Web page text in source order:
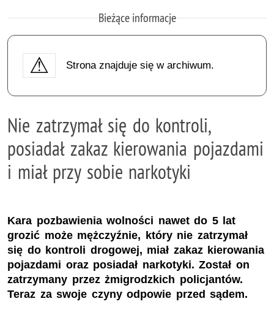
Bieżące informacje
Strona znajduje się w archiwum.
Nie zatrzymał się do kontroli,
posiadał zakaz kierowania pojazdami
i miał przy sobie narkotyki
Kara pozbawienia wolności nawet do 5 lat
grozić może mężczyźnie, który nie zatrzymał
się do kontroli drogowej, miał zakaz kierowania
pojazdami oraz posiadał narkotyki. Został on
zatrzymany przez żmigrodzkich policjantów.
Teraz za swoje czyny odpowie przed sądem.